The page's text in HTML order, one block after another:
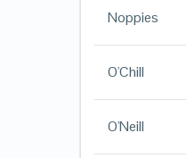
Noppies
O'Chill
O'Neill